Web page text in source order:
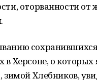
оторванности от
Херсоне, о которых
Хлебников,